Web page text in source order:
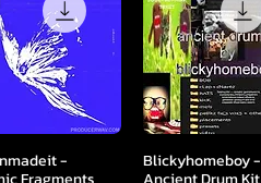
overzicht
-
Snel overzicht
Blickyhomeboy -